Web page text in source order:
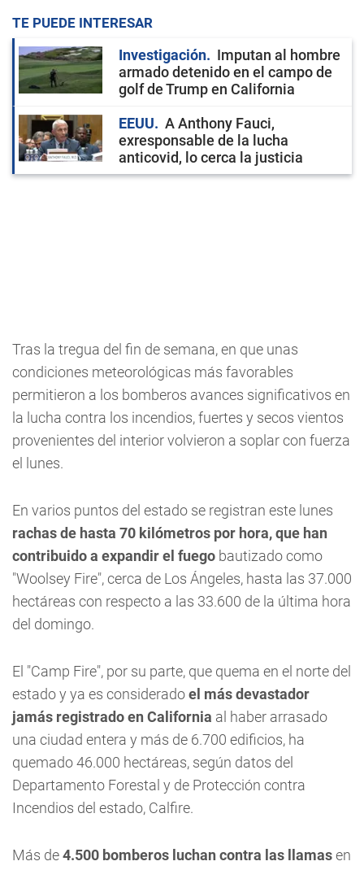
TE PUEDE INTERESAR
Investigación
Imputan al hombre
armado detenido en el campo de
golf de Trump en California
EEUU
A Anthony Fauci,
exresponsable de la lucha
anticovid, lo cerca la justicia
Tras la tregua del fin de semana, en que unas
condiciones meteorológicas más favorables
permitieron a los bomberos avances significativos en
la lucha contra los incendios, fuertes y secos vientos
provenientes del interior volvieron a soplar con fuerza
el lunes.
En varios puntos del estado se registran este lunes
rachas de hasta 70 kilómetros por hora, que han
contribuido a expandir el fuego bautizado como
"Woolsey Fire", cerca de Los Ángeles, hasta las 37.000
hectáreas con respecto a las 33.600 de la última hora
del domingo.
El "Camp Fire", por su parte, que quema en el norte del
estado y ya es consideradoel más devastador
jamás registrado en California al haber arrasado
una ciudad entera y más de 6.700 edificios, ha
quemado 46.000 hectáreas, según datos del
Departamento Forestal y de Protección contra
Incendios del estado, Calfire.
Más de4.500 bomberos luchan contra las llamasen